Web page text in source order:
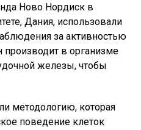
Ново Нордиск в
Дания, использовали
за активностью
производит в организме
железы, чтобы
методологию, которая
поведение клеток